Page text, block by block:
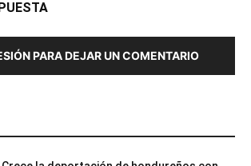
PARA DEJAR UN COMENTARIO